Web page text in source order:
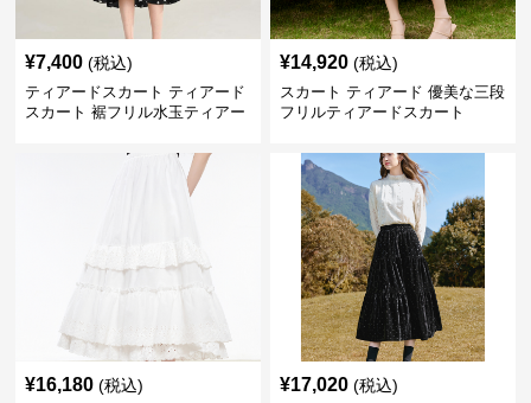
¥7,400 (税込)
ティアードスカート ティアード
スカート 裾フリル水玉ティアー
¥14,920 (税込)
スカート ティアード 優美な三段
フリルティアードスカート
¥16,180 (税込) ¥17,020 (税込)